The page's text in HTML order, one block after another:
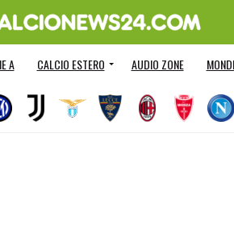
A CALCIO ESTERO AUDIO ZONE